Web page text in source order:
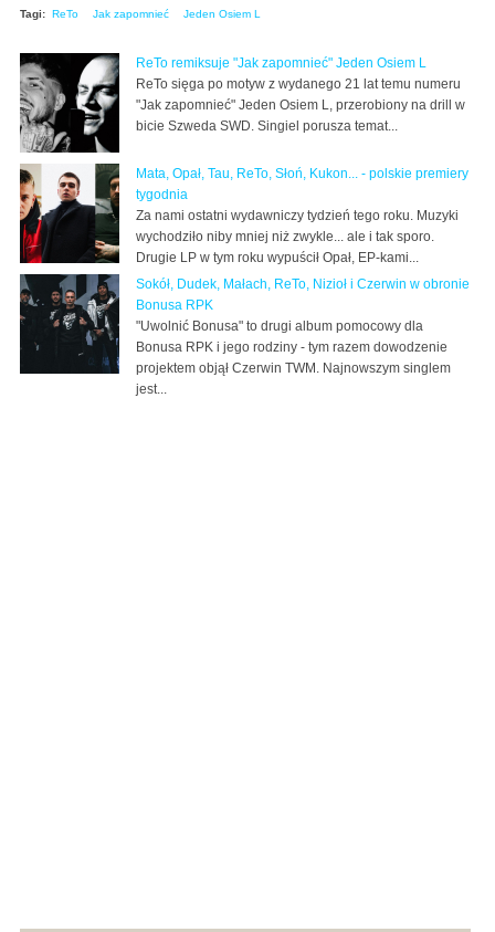
Tagi: ReTo Jak zapomnieć Jeden Osiem L
ReTo remiksuje "Jak zapomnieć" Jeden Osiem L
ReTo sięga po motyw z wydanego 21 lat temu numeru
"Jak zapomnieć" Jeden Osiem L, przerobiony na drill w
bicie Szweda SWD. Singiel porusza temat...
Mata, Opał, Tau, ReTo, Słoń, Kukon... - polskie premiery
tygodnia
Za nami ostatni wydawniczy tydzień tego roku. Muzyki
wychodziło niby mniej niż zwykle... ale i tak sporo.
Drugie LP w tym roku wypuścił Opał, EP-kami...
Sokół, Dudek, Małach, ReTo, Nizioł i Czerwin w obronie
Bonusa RPK
"Uwolnić Bonusa" to drugi album pomocowy dla
Bonusa RPK i jego rodziny - tym razem dowodzenie
projektem objął Czerwin TWM. Najnowszym singlem
jest...